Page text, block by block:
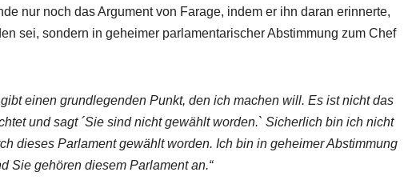
nur noch das Argument von Farage, indem er ihn daran erinnerte,
sei, sondern in geheimer parlamentarischer Abstimmung zum Chef
einen grundlegenden Punkt, den ich machen will. Es ist nicht das
und sagt ´Sie sind nicht gewählt worden.` Sicherlich bin ich nicht
dieses Parlament gewählt worden. Ich bin in geheimer Abstimmung
Sie gehören diesem Parlament an.“